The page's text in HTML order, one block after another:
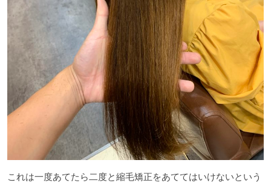
これは一度あてたら二度と縮毛矯正をあててはいけないという